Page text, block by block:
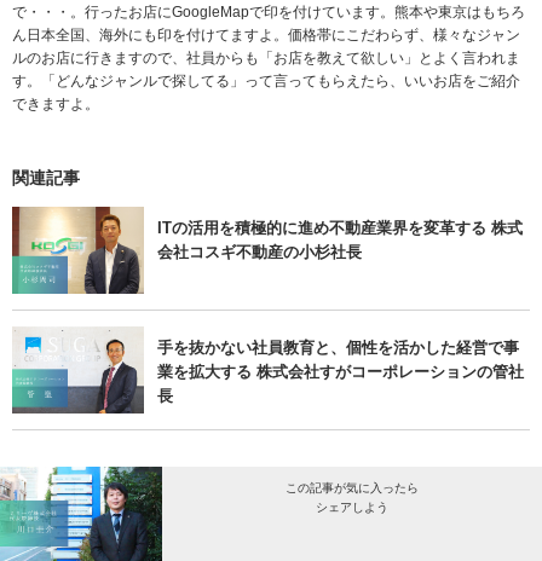
で・・・。行ったお店にGoogleMapで印を付けています。熊本や東京はもちろ
ん日本全国、海外にも印を付けてますよ。価格帯にこだわらず、様々なジャン
ルのお店に行きますので、社員からも「お店を教えて欲しい」とよく言われま
す。「どんなジャンルで探してる」って言ってもらえたら、いいお店をご紹介
できますよ。
関連記事
ITの活用を積極的に進め不動産業界を変革する 株式
会社コスギ不動産の小杉社長
手を抜かない社員教育と、個性を活かした経営で事
業を拡大する 株式会社すがコーポレーションの管社
長
この記事が気に入ったら
シェアしよう